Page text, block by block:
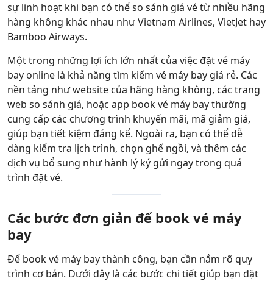
sự linh hoạt khi bạn có thể so sánh giá vé từ nhiều hãng
hàng không khác nhau như Vietnam Airlines, VietJet hay
Bamboo Airways.
Một trong những lợi ích lớn nhất của việc đặt vé máy
bay online là khả năng tìm kiếm vé máy bay giá rẻ. Các
nền tảng như website của hãng hàng không, các trang
web so sánh giá, hoặc app book vé máy bay thường
cung cấp các chương trình khuyến mãi, mã giảm giá,
giúp bạn tiết kiệm đáng kể. Ngoài ra, bạn có thể dễ
dàng kiểm tra lịch trình, chọn ghế ngồi, và thêm các
dịch vụ bổ sung như hành lý ký gửi ngay trong quá
trình đặt vé.
Các bước đơn giản để book vé máy
bay
Để book vé máy bay thành công, bạn cần nắm rõ quy
trình cơ bản. Dưới đây là các bước chi tiết giúp bạn đặt